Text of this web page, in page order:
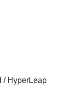
/ HyperLeap